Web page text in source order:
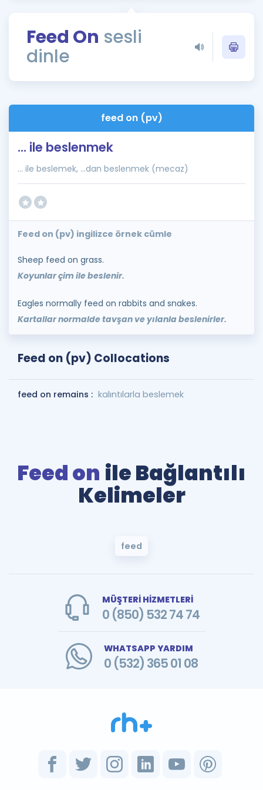
Rehberlik Aracı
ÖSYM Sınav Takvimi
İngilizce Gramer
Feed On sesli
dinle
feed on (pv)
... ile beslenmek
... ile beslemek, ...dan beslenmek (mecaz)
Feed on (pv) ingilizce örnek cümle
Sheep feed on grass.
Koyunlar çim ile beslenir.
Eagles normally feed on rabbits and snakes.
Kartallar normalde tavşan ve yılanla beslenirler.
Feed on (pv) Collocations
feed on remains : kalıntılarla beslemek
Feed on ile Bağlantılı
Kelimeler
feed
MÜŞTERİ HİZMETLERİ
0 (850) 532 74 74
WHATSAPP YARDIM
0 (532) 365 01 08